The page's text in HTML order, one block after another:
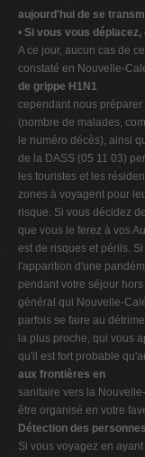
aujourd'hui de se
• Si vous vous
A ce jour, aucun cas de
constaté en Nouvelle-
de grippe H1N1
cependant nous
(nombre de malades,
le numéro décès), ainsi
de la DASS (05 11 03)
les touristes et les
zones à voyagent pour
risque. Si vous décidez
que vous le ferez à vos
est de risques et périls.
l'apparition d'une
pendant votre séjour
général qui Nouvelle-
parfois se faire au
la plus proche, qui vous
qu'il est fort probable
aux frontières en
sanitaire vers la
être organisé en votre
Détection des
Si vous voyagez en